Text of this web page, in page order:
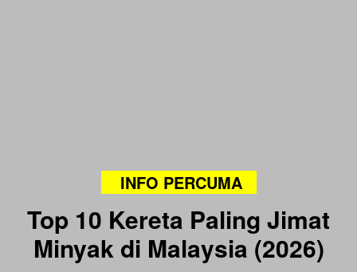
INFO PERCUMA
Top 10 Kereta Paling Jimat
Minyak di Malaysia (2026)